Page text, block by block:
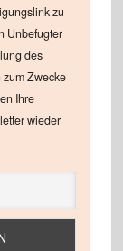
zu
Unbefugter
des
Zwecke
Ihre
wieder